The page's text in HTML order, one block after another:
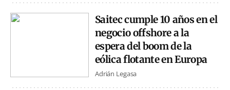
Saitec cumple 10 años en el
negocio offshore a la
espera del boom de la
eólica flotante en Europa
Adrián Legasa